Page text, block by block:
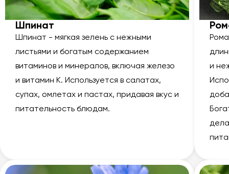
Шпинат
Шпинат - мягкая зелень с нежными
листьями и богатым содержанием
витаминов и минералов, включая железо
и витамин К. Используется в салатах,
супах, омлетах и пастах, придавая вкус и
питательность блюдам.
и